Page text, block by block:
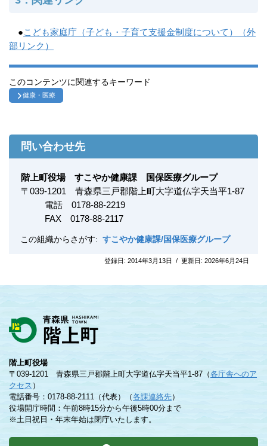
●こども家庭庁（子ども・子育て支援金制度について）（外
部リンク）
このコンテンツに関連するキーワード
健康・医療
問い合わせ先
階上町役場 すこやか健康課 国保医療グループ
〒 039-1201
青森県三戸郡階上町大字道仏字天当平1-87
電話 0178-88-2219
FAX 0178-88-2117
この組織からさがす: すこやか健康課/国保医療グループ
登録日: 2014年3月13日 / 更新日: 2026年6月24日
階上町役場
〒039-1201 青森県三戸郡階上町大字道仏字天当平1-87（各庁舎へのア
クセス ）
電話番号：0178-88-2111（代表）（各課連絡先）
役場開庁時間：午前8時15分から午後5時00分まで
※土日祝日・年末年始は閉庁いたします。